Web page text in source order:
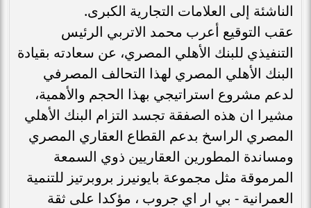
الناشئة إلى العلامات التجارية الكبرى.
عقب التوقيع أعرب محمد الاتربي الرئيس
التنفيذي للبنك الأهلي المصري، عن سعادته بقيادة
البنك الأهلي المصري لهذا التحالف المصرفي
لدعم مشروع استراتيجي بهذا الحجم والأهمية،
مشيرا ان هذه الصفقة تجسد التزام البنك الأهلي
المصري الراسخ بدعم القطاع العقاري المصري
ومساندة المطورين العقاريين ذوي السمعة
المرموقة مثل مجموعة بايونيرز بروبرتيز للتنمية
العمرانية - بي ار اي جروب ، مؤكدا على ثقة